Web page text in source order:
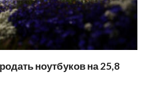
ноутбуков на 25,8